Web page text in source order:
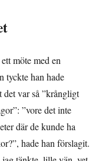
möte med en
tyckte han hade
det var så ”krångligt
”vore det inte
där de kunde ha
hade han förslagit.